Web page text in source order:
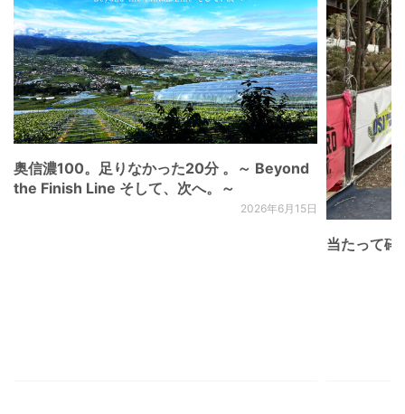
奥信濃100。足りなかった20分 。～ Beyond
the Finish Line そして、次へ。～
2026年6月15日
当たって砕